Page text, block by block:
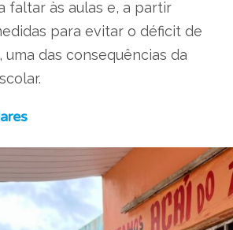
faltar às aulas e, a partir
para evitar o déficit de
uma das consequências da